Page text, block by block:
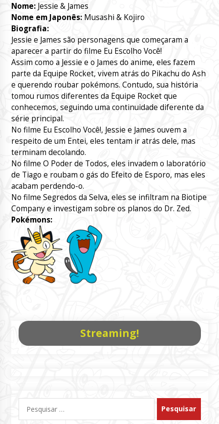
Nome:Jessie & James
Nome em Japonês:Musashi & Kojiro
Biografia:
Jessie e James são personagens que começaram a
aparecer a partir do filme Eu Escolho Você!
Assim como a Jessie e o James do anime, eles fazem
parte da Equipe Rocket, vivem atrás do Pikachu do Ash
e querendo roubar pokémons. Contudo, sua história
tomou rumos diferentes da Equipe Rocket que
conhecemos, seguindo uma continuidade diferente da
série principal.
No filme Eu Escolho Você!, Jessie e James ouvem a
respeito de um Entei, eles tentam ir atrás dele, mas
terminam decolando.
No filme O Poder de Todos, eles invadem o laboratório
de Tiago e roubam o gás do Efeito de Esporo, mas eles
acabam perdendo-o.
No filme Segredos da Selva, eles se infiltram na Biotipe
Company e investigam sobre os planos do Dr. Zed.
Pokémons:
Streaming!
por: